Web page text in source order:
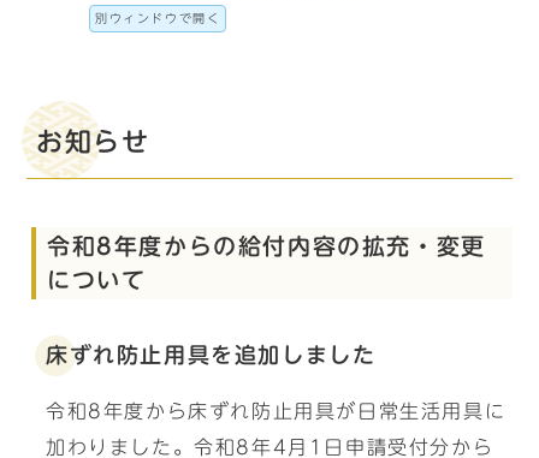
別ウィンドウで開く
お知らせ
令和8年度からの給付内容の拡充・変更
について
床ずれ防止用具を追加しました
令和8年度から床ずれ防止用具が日常生活用具に
加わりました。令和8年4月1日申請受付分から